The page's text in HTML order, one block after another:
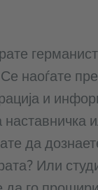
Се наоѓате
и
да
Или